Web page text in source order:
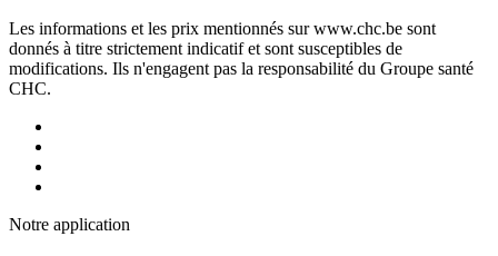
Les informations et les prix mentionnés sur www.chc.be sont
donnés à titre strictement indicatif et sont susceptibles de
modifications. Ils n'engagent pas la responsabilité du Groupe santé
CHC.
Notre application